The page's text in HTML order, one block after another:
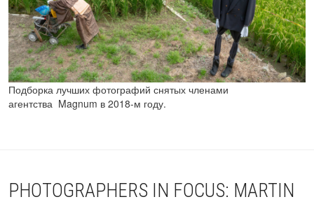
Подборка лучших фотографий снятых членами
агентства Magnum в 2018-м году.
PHOTOGRAPHERS IN FOCUS: MARTIN